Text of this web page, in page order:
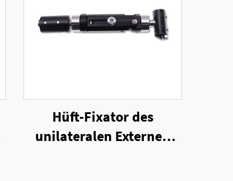
Hüft-Fixator des
unilateralen Externen